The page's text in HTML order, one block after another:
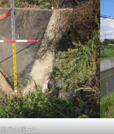
測量の様子1